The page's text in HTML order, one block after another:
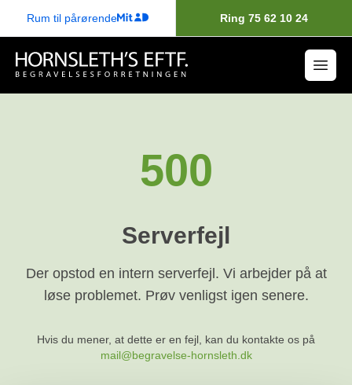
Rum til pårørende Ring 75 62 10 24
500
Serverfejl
Der opstod en intern serverfejl. Vi arbejder på at
løse problemet. Prøv venligst igen senere.
Hvis du mener, at dette er en fejl, kan du kontakte os på
mail@begravelse-hornsleth.dk